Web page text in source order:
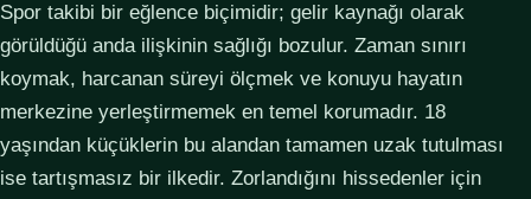
Spor takibi bir eğlence biçimidir; gelir kaynağı olarak
görüldüğü anda ilişkinin sağlığı bozulur. Zaman sınırı
koymak, harcanan süreyi ölçmek ve konuyu hayatın
merkezine yerleştirmemek en temel korumadır. 18
yaşından küçüklerin bu alandan tamamen uzak tutulması
ise tartışmasız bir ilkedir. Zorlandığını hissedenler için